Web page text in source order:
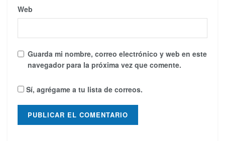
Web
Guarda mi nombre, correo electrónico y web en este
navegador para la próxima vez que comente.
Sí, agrégame a tu lista de correos.